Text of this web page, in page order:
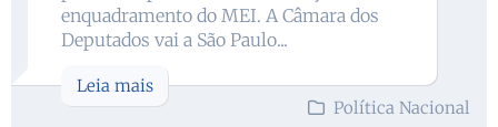
enquadramento do MEI. A Câmara dos
Deputados vai a São Paulo...
Leia mais
Política Nacional